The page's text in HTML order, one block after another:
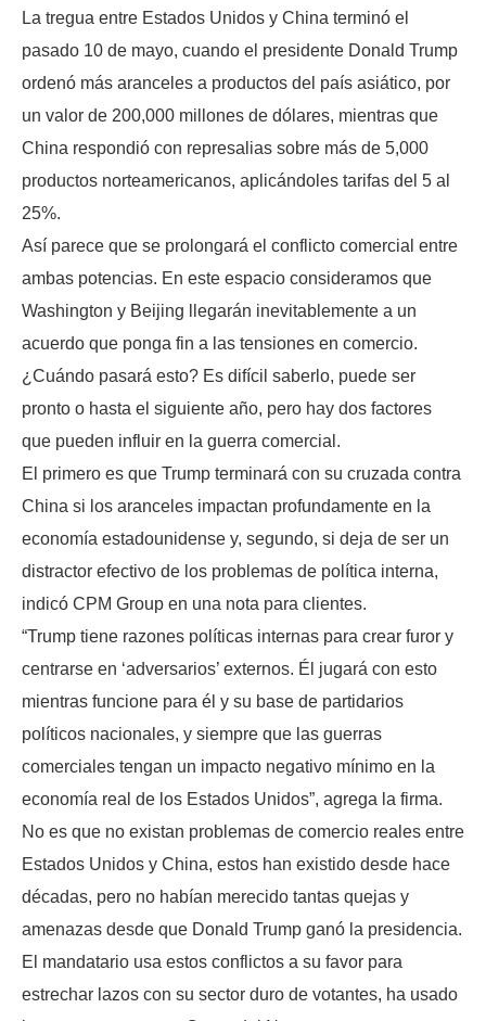
La tregua entre Estados Unidos y China terminó el
pasado 10 de mayo, cuando el presidente Donald Trump
ordenó más aranceles a productos del país asiático, por
un valor de 200,000 millones de dólares, mientras que
China respondió con represalias sobre más de 5,000
productos norteamericanos, aplicándoles tarifas del 5 al
25%.
Así parece que se prolongará el conflicto comercial entre
ambas potencias. En este espacio consideramos que
Washington y Beijing llegarán inevitablemente a un
acuerdo que ponga fin a las tensiones en comercio.
¿Cuándo pasará esto? Es difícil saberlo, puede ser
pronto o hasta el siguiente año, pero hay dos factores
que pueden influir en la guerra comercial.
El primero es que Trump terminará con su cruzada contra
China si los aranceles impactan profundamente en la
economía estadounidense y, segundo, si deja de ser un
distractor efectivo de los problemas de política interna,
indicó CPM Group en una nota para clientes.
“Trump tiene razones políticas internas para crear furor y
centrarse en ‘adversarios’ externos. Él jugará con esto
mientras funcione para él y su base de partidarios
políticos nacionales, y siempre que las guerras
comerciales tengan un impacto negativo mínimo en la
economía real de los Estados Unidos”, agrega la firma.
No es que no existan problemas de comercio reales entre
Estados Unidos y China, estos han existido desde hace
décadas, pero no habían merecido tantas quejas y
amenazas desde que Donald Trump ganó la presidencia.
El mandatario usa estos conflictos a su favor para
estrechar lazos con su sector duro de votantes, ha usado